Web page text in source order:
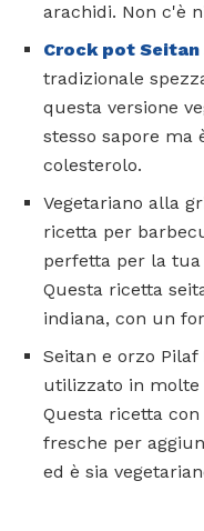
arachidi. Non c'è
Crock pot
tradizionale
questa versione
stesso sapore ma
colesterolo.
Vegetariano alla
ricetta per
perfetta per la tua
Questa ricetta
indiana, con un
Seitan e orzo
utilizzato in molte
Questa ricetta
fresche per
ed è sia